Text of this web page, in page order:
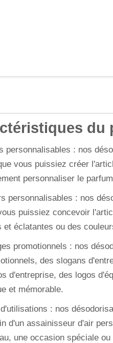
du
personnalisables : nos
vous puissiez créer
personnaliser le
personnalisables : nos
puissiez concevoir
et éclatantes ou des
promotionnels : nos
des slogans
d'entreprise, des logos
et mémorable.
: nos
d'un assainisseur d'air
une occasion spéciale